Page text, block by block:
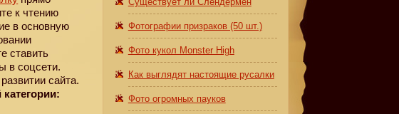
к чтению
в основную
ставить
в соцсети.
сайта.
Фотографии призраков (50 шт.)
Фото кукол Monster High
Как выглядят настоящие русалки
Фото огромных пауков